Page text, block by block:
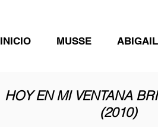
INICIO MUSSE
HOY EN MI VENTANA
(2010)